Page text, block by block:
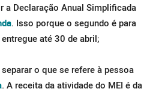
a Declaração Anual Simplificada
. Isso porque o segundo é para
até 30 de abril;
o que se refere à pessoa
. A receita da atividade do MEI é da